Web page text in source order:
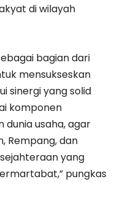
di wilayah
bagian dari
mensukseskan
sinergi yang solid
komponen
usaha, agar
Rempang, dan
yang
pungkas